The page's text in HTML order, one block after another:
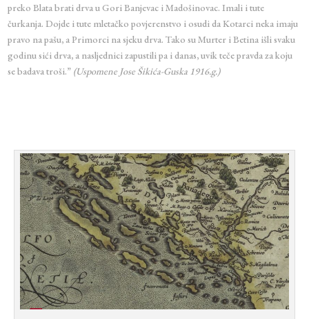
preko Blata brati drva u Gori Banjevac i Madošinovac. Imali i tute
čurkanja. Dojde i tute mletačko povjerenstvo i osudi da Kotarci neka imaju
pravo na pašu, a Primorci na sjeku drva. Tako su Murter i Betina išli svaku
godinu sići drva, a nasljednici zapustili pa i danas, uvik teče pravda za koju
se badava troši.” (Uspomene Jose Šikića-Guska 1916.g.)